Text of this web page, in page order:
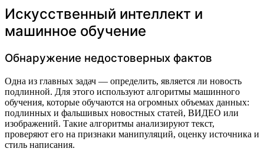
Искусственный интеллект и
машинное обучение
Обнаружение недостоверных фактов
Одна из главных задач — определить, является ли новость
подлинной. Для этого используют алгоритмы машинного
обучения, которые обучаются на огромных объемах данных:
подлинных и фальшивых новостных статей, ВИДЕО или
изображений. Такие алгоритмы анализируют текст,
проверяют его на признаки манипуляций, оценку источника и
стиль написания.